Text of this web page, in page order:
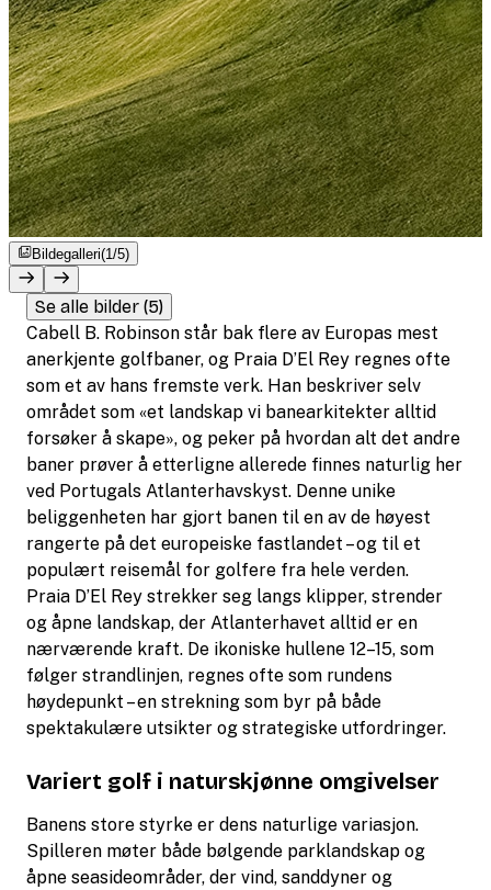
Bildegalleri(1/5)
Se alle bilder (5)
Cabell B. Robinson står bak flere av Europas mest
anerkjente golfbaner, og Praia D’El Rey regnes ofte
som et av hans fremste verk. Han beskriver selv
området som «et landskap vi banearkitekter alltid
forsøker å skape», og peker på hvordan alt det andre
baner prøver å etterligne allerede finnes naturlig her
ved Portugals Atlanterhavskyst. Denne unike
beliggenheten har gjort banen til en av de høyest
rangerte på det europeiske fastlandet – og til et
populært reisemål for golfere fra hele verden.
Praia D’El Rey strekker seg langs klipper, strender
og åpne landskap, der Atlanterhavet alltid er en
nærværende kraft. De ikoniske hullene 12–15, som
følger strandlinjen, regnes ofte som rundens
høydepunkt – en strekning som byr på både
spektakulære utsikter og strategiske utfordringer.
Variert golf i naturskjønne omgivelser
Banens store styrke er dens naturlige variasjon.
Spilleren møter både bølgende parklandskap og
åpne seasideområder, der vind, sanddyner og